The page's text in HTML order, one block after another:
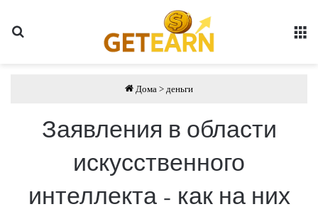
Дома > деньги
Заявления в области
искусственного
интеллекта – как на них